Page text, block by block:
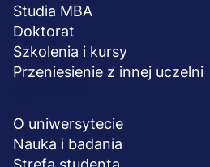
Studia MBA
Doktorat
Szkolenia i kursy
Przeniesienie z innej uczelni
O uniwersytecie
Nauka i badania